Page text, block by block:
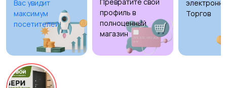
Потолки Ручные инструменты
Сантехника и
водоснабжение
Вас увидит
максимум
посетителей!
профиль в
полноценный
магазин
Торгов